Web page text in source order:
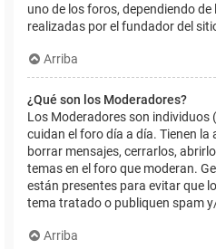
uno de los foros, dependiendo
realizadas por el fundador del
Arriba
¿Qué son los Moderadores?
Los Moderadores son individuos
cuidan el foro día a día. Tienen
borrar mensajes, cerrarlos,
temas en el foro que moderan.
están presentes para evitar que
tema tratado o publiquen spam
Arriba